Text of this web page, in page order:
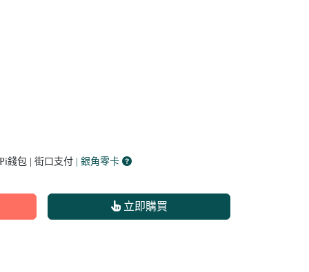
錢包 | 街口支付 | 銀角零卡
立即購買